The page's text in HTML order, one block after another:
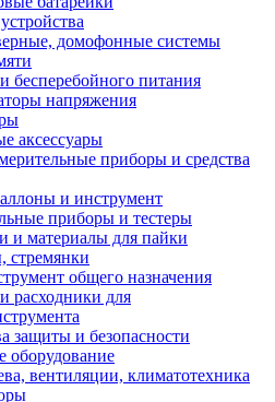
домофонные системы
бесперебойного питания
напряжения
аксессуары
приборы и средства
и инструмент
приборы и тестеры
и материалы для пайки
стремянки
общего назначения
расходники для
защиты и безопасности
оборудование
вентиляции, климатотехника